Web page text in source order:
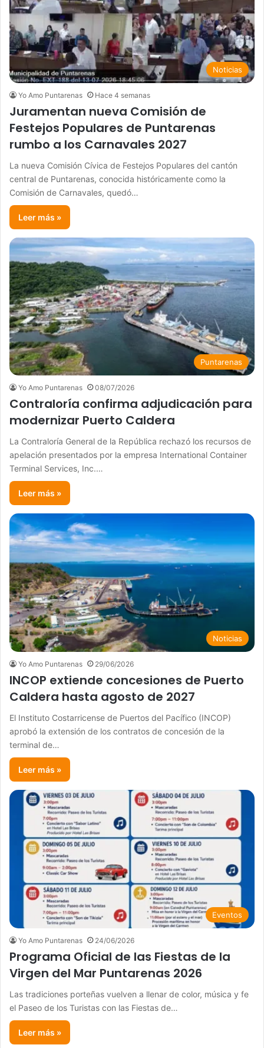
Noticias
Yo Amo Puntarenas Hace 4 semanas
Juramentan nueva Comisión de
Festejos Populares de Puntarenas
rumbo a los Carnavales 2027
La nueva Comisión Cívica de Festejos Populares del cantón
central de Puntarenas, conocida históricamente como la
Comisión de Carnavales, quedó…
Leer más »
Puntarenas
Yo Amo Puntarenas 08/07/2026
Contraloría confirma adjudicación para
modernizar Puerto Caldera
La Contraloría General de la República rechazó los recursos de
apelación presentados por la empresa International Container
Terminal Services, Inc.…
Leer más »
Noticias
Yo Amo Puntarenas 29/06/2026
INCOP extiende concesiones de Puerto
Caldera hasta agosto de 2027
El Instituto Costarricense de Puertos del Pacífico (INCOP)
aprobó la extensión de los contratos de concesión de la
terminal de…
Leer más »
Eventos
Yo Amo Puntarenas 24/06/2026
Programa Oficial de las Fiestas de la
Virgen del Mar Puntarenas 2026
Las tradiciones porteñas vuelven a llenar de color, música y fe
el Paseo de los Turistas con las Fiestas de…
Leer más »